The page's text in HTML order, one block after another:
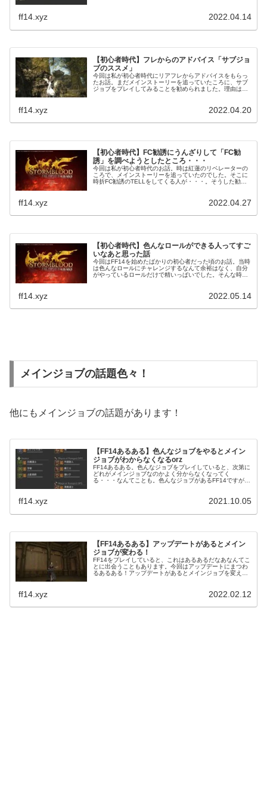
ff14.xyz 2022.04.14
【初心者時代】フレからのアドバイス「サブジョ
ブのススメ」
今回は私が初心者時代にリアフレからアドバイスをもらっ
たお話。まだメインストーリーを追っていたころに、サブ
ジョブをプレイしてみることを勧められました。理由はメ
ff14.xyz 2022.04.20
【初心者時代】FC勧誘にうんざりして「FC勧
誘」を調べようとしたところ・・・
今回は私が初心者時代のお話。時は紅蓮のリベレーターの
ころで、メインストーリーを追っていたのでした。そこに
時折FC勧誘のTELLをしてくる人が・・・。そうした勧誘
ff14.xyz 2022.04.27
【初心者時代】色んなロールができる人ってすご
いなあと思った話
今回はFF14を始めたばかりの初心者だった頃のお話。当時
は色んなロールにチャレンジするなんて余裕はなく、自分
がやっているロールだけで精いっぱいでした。そんな時、
ff14.xyz 2022.05.14
メインジョブの話題色々！
他にもメインジョブの話題があります！
【FF14あるある】色んなジョブをやるとメイン
ジョブがわからなくなるorz
FF14あるある。色んなジョブをプレイしていると、次第に
どれがメインジョブなのかよく分からなくなってく
る・・・なんてことも。色んなジョブがあるFF14ですが、
ff14.xyz 2021.10.05
【FF14あるある】アップデートがあるとメイン
ジョブが変わる！
FF14をプレイしていると、これはあるあるだなあなんてこ
とに出会うこともあります。今回はアップデートにまつわ
るあるある！アップデートがあるとメインジョブを変える
ff14.xyz 2022.02.12